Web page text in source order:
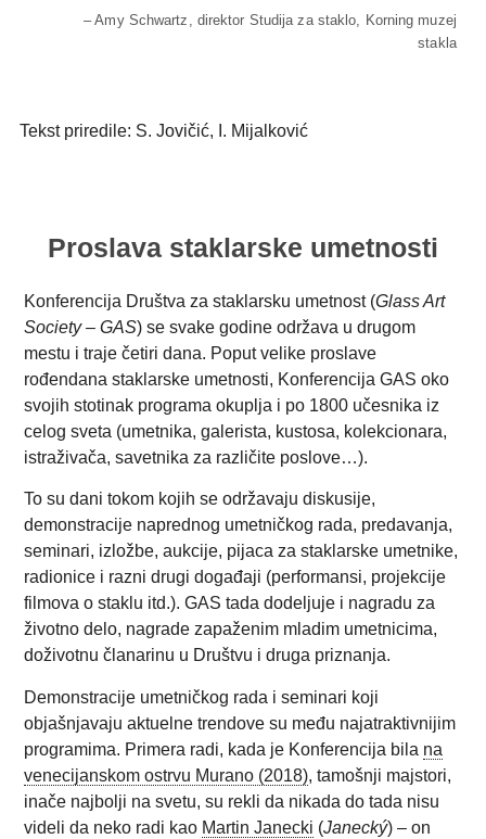
– Amy Schwartz, direktor Studija za staklo, Korning muzej
stakla
Tekst priredile: S. Jovičić, I. Mijalković
Proslava staklarske umetnosti
Konferencija Društva za staklarsku umetnost (Glass Art
Society – GAS) se svake godine održava u drugom
mestu i traje četiri dana. Poput velike proslave
rođendana staklarske umetnosti, Konferencija GAS oko
svojih stotinak programa okuplja i po 1800 učesnika iz
celog sveta (umetnika, galerista, kustosa, kolekcionara,
istraživača, savetnika za različite poslove…).
To su dani tokom kojih se održavaju diskusije,
demonstracije naprednog umetničkog rada, predavanja,
seminari, izložbe, aukcije, pijaca za staklarske umetnike,
radionice i razni drugi događaji (performansi, projekcije
filmova o staklu itd.). GAS tada dodeljuje i nagradu za
životno delo, nagrade zapaženim mladim umetnicima,
doživotnu članarinu u Društvu i druga priznanja.
Demonstracije umetničkog rada i seminari koji
objašnjavaju aktuelne trendove su među najatraktivnijim
programima. Primera radi, kada je Konferencija bila na
venecijanskom ostrvu Murano (2018), tamošnji majstori,
inače najbolji na svetu, su rekli da nikada do tada nisu
videli da neko radi kao Martin Janecki (Janecký) – on